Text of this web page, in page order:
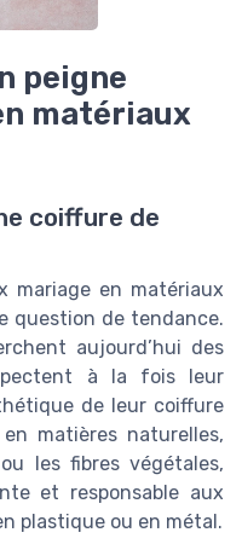
peigne
matériaux
coiffure de
mariage en matériaux
question de tendance.
aujourd’hui des
à la fois leur
de leur coiffure
matières naturelles,
les fibres végétales,
et responsable aux
plastique ou en métal.